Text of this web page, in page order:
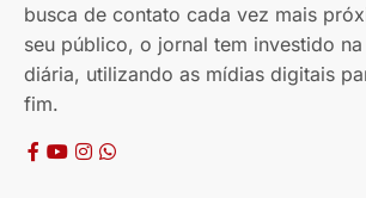
busca de contato cada vez mais
seu público, o jornal tem investido
diária, utilizando as mídias digitais
fim.